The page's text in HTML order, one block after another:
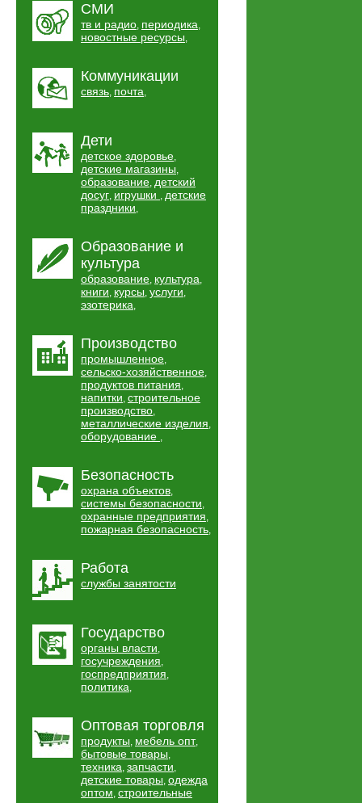
СМИ
тв и радио, периодика,
новостные ресурсы,
Коммуникации
связь, почта,
Дети
детское здоровье,
детские магазины,
образование, детский
досуг, игрушки , детские
праздники,
Образование и
культура
образование, культура,
книги, курсы, услуги,
эзотерика,
Производство
промышленное,
сельско-хозяйственное,
продуктов питания,
напитки, строительное
производство,
металлические изделия,
оборудование ,
Безопасность
охрана объектов,
системы безопасности,
охранные предприятия,
пожарная безопасность,
Работа
службы занятости
Государство
органы власти,
госучреждения,
госпредприятия,
политика,
Оптовая торговля
продукты, мебель опт,
бытовые товары,
техника, запчасти,
детские товары, одежда
оптом, строительные